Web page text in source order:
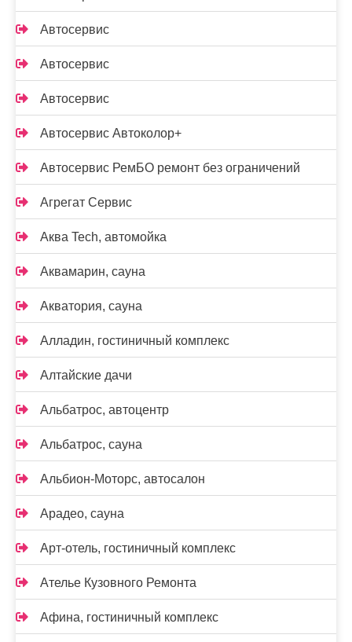
Автосервис
Автосервис
Автосервис
Автосервис Автоколор+
Автосервис РемБО ремонт без ограничений
Агрегат Сервис
Аква Tech, автомойка
Аквамарин, сауна
Акватория, сауна
Алладин, гостиничный комплекс
Алтайские дачи
Альбатрос, автоцентр
Альбатрос, сауна
Альбион-Моторс, автосалон
Арадео, сауна
Арт-отель, гостиничный комплекс
Ателье Кузовного Ремонта
Афина, гостиничный комплекс